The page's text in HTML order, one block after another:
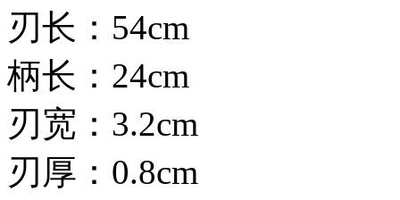
刃长：54cm
柄长：24cm
刃宽：3.2cm
刃厚：0.8cm